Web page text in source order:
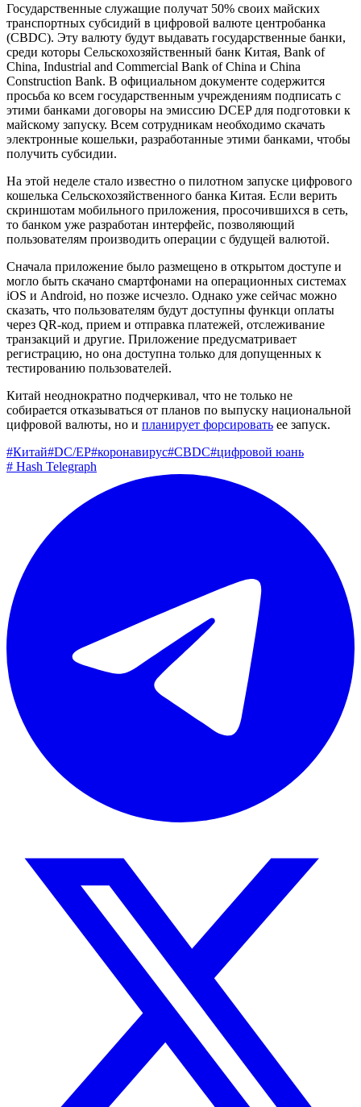
Государственные служащие получат 50% своих майских
транспортных субсидий в цифровой валюте центробанка
(CBDC). Эту валюту будут выдавать государственные банки,
среди которы Сельскохозяйственный банк Китая, Bank of
China, Industrial and Commercial Bank of China и China
Construction Bank. В официальном документе содержится
просьба ко всем государственным учреждениям подписать с
этими банками договоры на эмиссию DCEP для подготовки к
майскому запуску. Всем сотрудникам необходимо скачать
электронные кошельки, разработанные этими банками, чтобы
получить субсидии.
На этой неделе стало известно о пилотном запуске цифрового
кошелька Сельскохозяйственного банка Китая. Если верить
скриншотам мобильного приложения, просочившихся в сеть,
то банком уже разработан интерфейс, позволяющий
пользователям производить операции с будущей валютой.
Сначала приложение было размещено в открытом доступе и
могло быть скачано смартфонами на операционных системах
iOS и Android, но позже исчезло. Однако уже сейчас можно
сказать, что пользователям будут доступны функци оплаты
через QR-код, прием и отправка платежей, отслеживание
транзакций и другие. Приложение предусматривает
регистрацию, но она доступна только для допущенных к
тестированию пользователей.
Китай неоднократно подчеркивал, что не только не
собирается отказываться от планов по выпуску национальной
цифровой валюты, но и планирует форсировать ее запуск.
#Китай#DC/EP#коронавирус#CBDC#цифровой юань
# Hash Telegraph